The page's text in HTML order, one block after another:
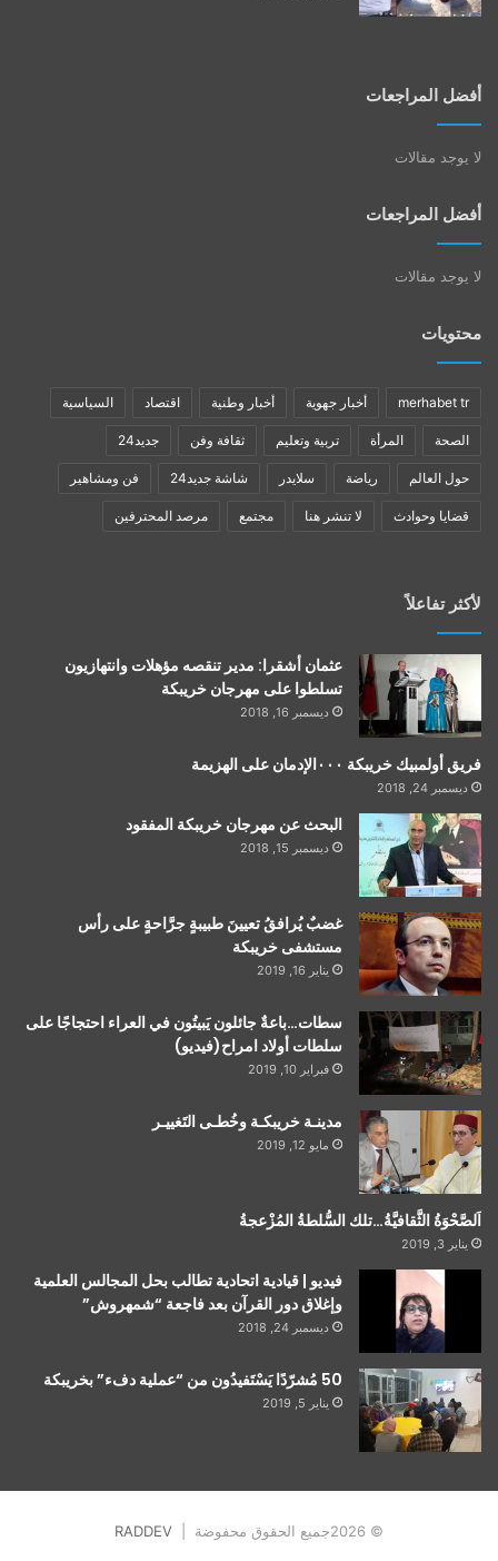
أفضل المراجعات
لا يوجد مقالات
أفضل المراجعات
لا يوجد مقالات
محتويات
merhabet tr أخبار جهوية أخبار وطنية اقتصاد السياسية
الصحة المرأة تربية وتعليم ثقافة وفن جديد24
حول العالم رياضة سلايدر شاشة جديد24 فن ومشاهير
قضايا وحوادث لا تنشر هنا مجتمع مرصد المحترفين
لأكثر تفاعلاً
عثمان أشقرا: مدير تنقصه مؤهلات وانتهازيون
تسلطوا على مهرجان خريبكة
ديسمبر 16, 2018
فريق أولمبيك خريبكة ٠٠٠الإدمان على الهزيمة
ديسمبر 24, 2018
البحث عن مهرجان خريبكة المفقود
ديسمبر 15, 2018
غضبٌ يُرافقُ تعيينَ طبيبةٍ جرَّاحةٍ على رأس
مستشفى خريبكة
يناير 16, 2019
سطات…باعةٌ جائلون يَبيتُون في العراء احتجاجًا على
سلطات أولاد امراح(فيديو)
فبراير 10, 2019
مدينـة خريبكـة وخُطـى التَغييـر
مايو 12, 2019
اَلصَّحْوَةُ الثَّقافيَّةُ…تلك السُّلطةُ المُزْعجةُ
يناير 3, 2019
فيديو | قيادية اتحادية تطالب بحل المجالس العلمية
وإغلاق دور القرآن بعد فاجعة “شمهروش”
ديسمبر 24, 2018
50 مُشرّدًا يَسْتَفيدُون من “عملية دفء” بخريبكة
يناير 5, 2019
© 2026جميع الحقوق محفوضة | RADDEV